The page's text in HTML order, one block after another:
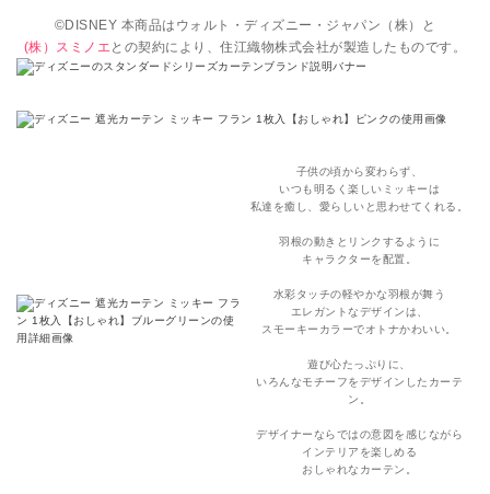
©DISNEY 本商品はウォルト・ディズニー・ジャパン（株）と
(株）スミノエ との契約により、住江織物株式会社が製造したものです。
子供の頃から変わらず、
いつも明るく楽しいミッキーは
私達を癒し、愛らしいと思わせてくれる。
羽根の動きとリンクするように
キャラクターを配置。
水彩タッチの軽やかな羽根が舞う
エレガントなデザインは、
スモーキーカラーでオトナかわいい。
遊び心たっぷりに、
いろんなモチーフをデザインしたカーテ
ン。
デザイナーならではの意図を感じながら
インテリアを楽しめる
おしゃれなカーテン。